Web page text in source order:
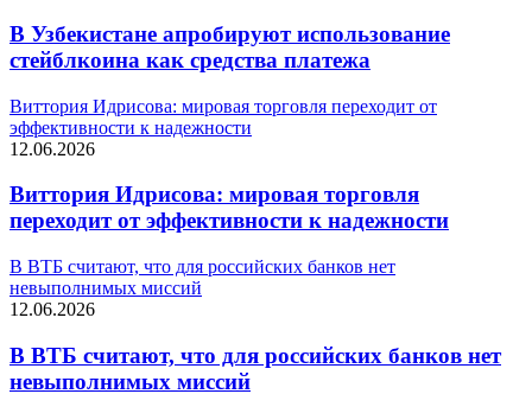
В Узбекистане апробируют использование
стейблкоина как средства платежа
Виттория Идрисова: мировая торговля переходит от
эффективности к надежности
12.06.2026
Виттория Идрисова: мировая торговля
переходит от эффективности к надежности
В ВТБ считают, что для российских банков нет
невыполнимых миссий
12.06.2026
В ВТБ считают, что для российских банков нет
невыполнимых миссий